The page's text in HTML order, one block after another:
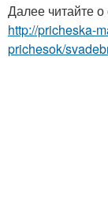
Далее читайте
http://pricheska-
prichesok/